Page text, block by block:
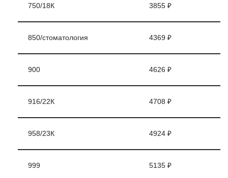
750/18К 3855 ₽
850/стоматология 4369 ₽
900 4626 ₽
916/22К 4708 ₽
958/23К 4924 ₽
999 5135 ₽